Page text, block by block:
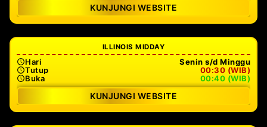
KUNJUNGI WEBSITE
ILLINOIS MIDDAY
Hari
Senin s/d Minggu
Tutup
00:30 (WIB)
Buka
00:40 (WIB)
KUNJUNGI WEBSITE